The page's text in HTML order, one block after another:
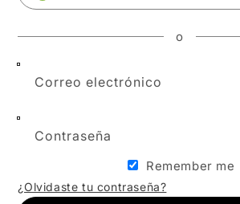
o
Correo electrónico
Contraseña
Remember me
¿Olvidaste tu contraseña?